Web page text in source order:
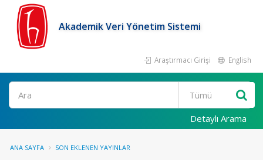
Akademik Veri Yönetim Sistemi
Araştırmacı Girişi English
Ara
Detaylı Arama
ANA SAYFA SON EKLENEN YAYINLAR